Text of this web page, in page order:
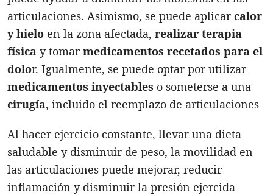
articulaciones. Asimismo, se puede aplicarcalor
y hielo en la zona afectada, realizar terapia
física y tomarmedicamentos recetados para el
dolor. Igualmente, se puede optar por utilizar
medicamentos inyectables o someterse a una
cirugía, incluido el reemplazo de articulaciones
Al hacer ejercicio constante, llevar una dieta
saludable y disminuir de peso, la movilidad en
las articulaciones puede mejorar, reducir
inflamación y disminuir la presión ejercida